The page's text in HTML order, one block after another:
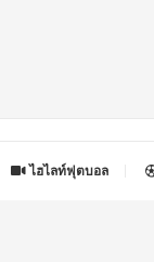
ไฮไลท์ฟุตบอล